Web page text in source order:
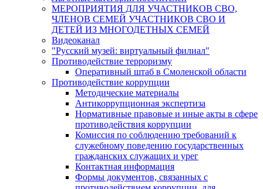
МЕРОПРИЯТИЯ ДЛЯ УЧАСТНИКОВ СВО,
ЧЛЕНОВ СЕМЕЙ УЧАСТНИКОВ СВО И
ДЕТЕЙ ИЗ МНОГОДЕТНЫХ СЕМЕЙ
Видеоканал
"Русский музей: виртуальный филиал"
Противодействие терроризму
Оперативный штаб в Смоленской области
Противодействие коррупции
Методические материалы
Антикоррупционная экспертиза
Нормативные правовые и иные акты в сфере
противодействия коррупции
Комиссия по соблюдению требований к
служебному поведению государственных
гражданских служащих и урег
Контактная информация
Формы документов, связанных с